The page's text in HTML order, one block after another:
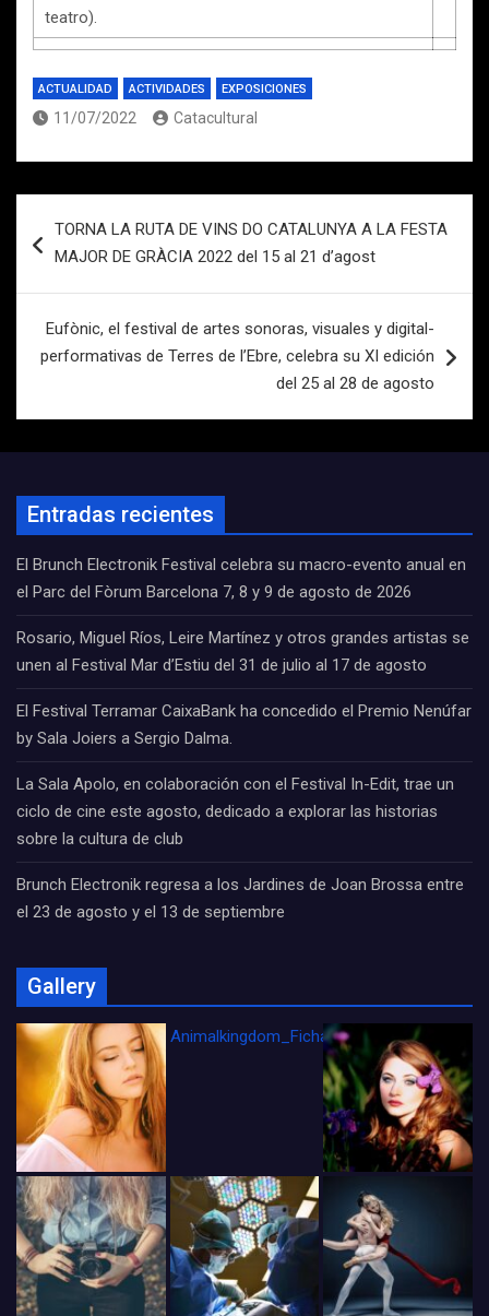
teatro).
ACTUALIDAD ACTIVIDADES EXPOSICIONES
11/07/2022 Catacultural
de
TORNA LA RUTA DE VINS DO CATALUNYA A LA FESTA
MAJOR DE GRÀCIA 2022 del 15 al 21 d’agost
Eufònic, el festival de artes sonoras, visuales y digital-
performativas de Terres de l’Ebre, celebra su XI edición
del 25 al 28 de agosto
Entradas recientes
El Brunch Electronik Festival celebra su macro-evento anual en
el Parc del Fòrum Barcelona 7, 8 y 9 de agosto de 2026
Rosario, Miguel Ríos, Leire Martínez y otros grandes artistas se
unen al Festival Mar d’Estiu del 31 de julio al 17 de agosto
El Festival Terramar CaixaBank ha concedido el Premio Nenúfar
by Sala Joiers a Sergio Dalma.
La Sala Apolo, en colaboración con el Festival In-Edit, trae un
ciclo de cine este agosto, dedicado a explorar las historias
sobre la cultura de club
Brunch Electronik regresa a los Jardines de Joan Brossa entre
el 23 de agosto y el 13 de septiembre
Gallery
Animalkingdom_FichaCine